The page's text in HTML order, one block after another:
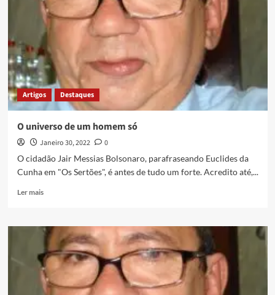
Artigos Destaques
O universo de um homem só
Janeiro 30, 2022
0
O cidadão Jair Messias Bolsonaro, parafraseando Euclides da
Cunha em "Os Sertões", é antes de tudo um forte. Acredito até,...
Ler mais